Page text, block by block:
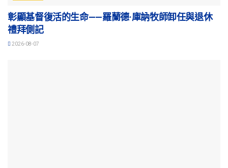
彰顯基督復活的生命——羅蘭德·庫訥牧師卸任與退休
禮拜側記
2026-08-07